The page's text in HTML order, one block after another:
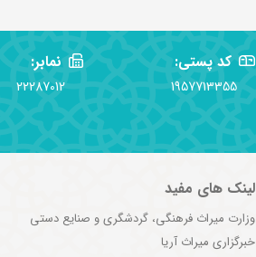
کد پستی:
1957713355
نمابر:
22287012
لینک های مفید
وزارت میراث فرهنگی، گردشگری و صنایع دستی
خبرگزاری میراث آریا